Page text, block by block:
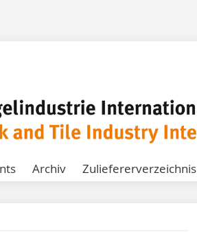
Archiv Zuliefererverzeichnis